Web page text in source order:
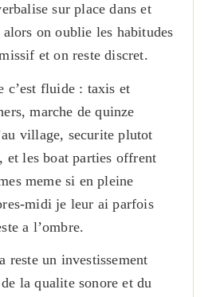
sur place dans et
on oublie les habitudes
et on reste discret.
c’est fluide : taxis et
marche de quinze
village, securite plutot
et les boat parties offrent
meme si en pleine
midi je leur ai parfois
a l’ombre.
reste un investissement
la qualite sonore et du